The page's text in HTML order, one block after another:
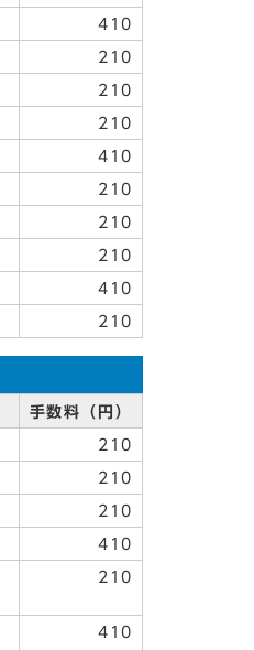
410
210
210
210
410
210
210
210
410
210
手数料（円）
210
210
210
410
210
410